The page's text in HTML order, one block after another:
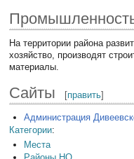
На территории района
хозяйство, производят
материалы.
Сайты [править]
Администрация
Категории:
Места